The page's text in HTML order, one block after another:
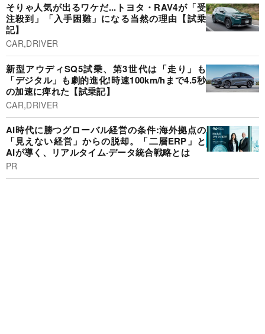
そりゃ人気が出るワケだ...トヨタ・RAV4が「受
注殺到」「入手困難」になる当然の理由【試乗
記】
CAR,DRIVER
新型アウディSQ5試乗、第3世代は「走り」も
「デジタル」も劇的進化!時速100km/hまで4.5秒
の加速に痺れた【試乗記】
CAR,DRIVER
AI時代に勝つグローバル経営の条件:海外拠点の
「見えない経営」からの脱却。「二層ERP」と
AIが導く、リアルタイム·データ統合戦略とは
PR